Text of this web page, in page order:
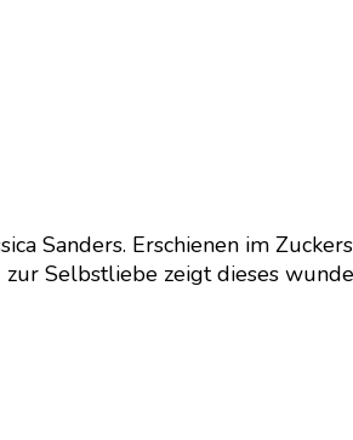
Sanders. Erschienen im
Selbstliebe zeigt dieses